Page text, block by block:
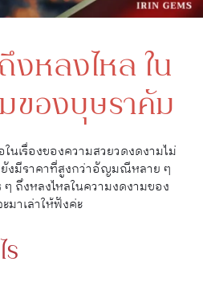
งหลงไหล ใน
ของบุษราคัม
เรื่องของความสวยวดงดงามไม่
มีราคาที่สูงกว่าอัญมณีหลาย ๆ
ถึงหลงไหลในความงดงามของ
าเล่าให้ฟังค่ะ